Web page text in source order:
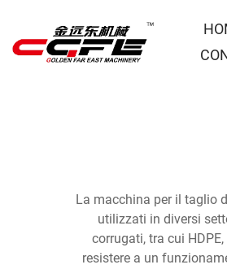
La macchina per il taglio
utilizzati in diversi
corrugati, tra cui
resistere a un